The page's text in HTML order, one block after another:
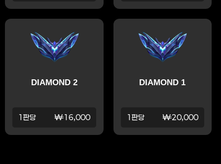
DIAMOND 2
1판당 ₩16,000
DIAMOND 1
1판당 ₩20,000